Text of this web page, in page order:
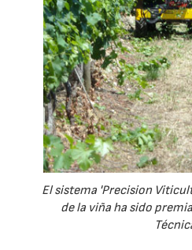
El sistema 'Precision
de la viña ha sido